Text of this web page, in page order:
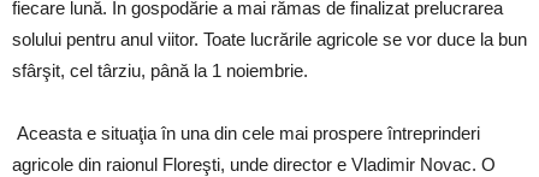
fiecare lună. În gospodărie a mai rămas de finalizat prelucrarea
solului pentru anul viitor. Toate lucrările agricole se vor duce la bun
sfârşit, cel târziu, până la 1 noiembrie.
Aceasta e situaţia în una din cele mai prospere întreprinderi
agricole din raionul Floreşti, unde director e Vladimir Novac. O